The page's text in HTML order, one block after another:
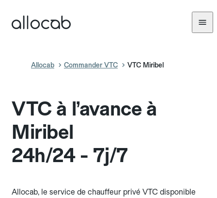
Allocab Commander VTC VTC Miribel
VTC à l’avance à
Miribel
24h/24 - 7j/7
Allocab, le service de chauffeur privé VTC disponible